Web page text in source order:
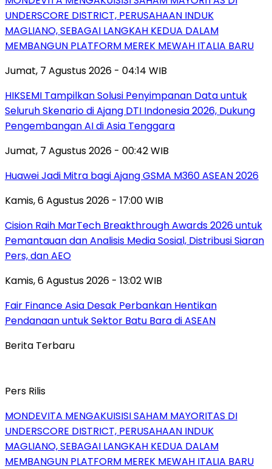
UNDERSCORE DISTRICT, PERUSAHAAN INDUK
MAGLIANO, SEBAGAI LANGKAH KEDUA DALAM
MEMBANGUN PLATFORM MEREK MEWAH ITALIA BARU
Jumat, 7 Agustus 2026 - 04:14 WIB
HIKSEMI Tampilkan Solusi Penyimpanan Data untuk
Seluruh Skenario di Ajang DTI Indonesia 2026, Dukung
Pengembangan AI di Asia Tenggara
Jumat, 7 Agustus 2026 - 00:42 WIB
Huawei Jadi Mitra bagi Ajang GSMA M360 ASEAN 2026
Kamis, 6 Agustus 2026 - 17:00 WIB
Cision Raih MarTech Breakthrough Awards 2026 untuk
Pemantauan dan Analisis Media Sosial, Distribusi Siaran
Pers, dan AEO
Kamis, 6 Agustus 2026 - 13:02 WIB
Fair Finance Asia Desak Perbankan Hentikan
Pendanaan untuk Sektor Batu Bara di ASEAN
Berita Terbaru
Pers Rilis
MONDEVITA MENGAKUISISI SAHAM MAYORITAS DI
UNDERSCORE DISTRICT, PERUSAHAAN INDUK
MAGLIANO, SEBAGAI LANGKAH KEDUA DALAM
MEMBANGUN PLATFORM MEREK MEWAH ITALIA BARU